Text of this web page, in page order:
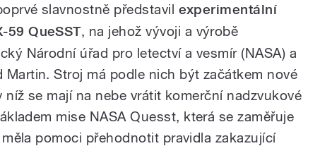
slavnostně představil experimentální
59 QueSST, na jehož vývoji a výrobě
Národní úřad pro letectví a vesmír (NASA) a
Stroj má podle nich být začátkem nové
níž se mají na nebe vrátit komerční nadzvukové
mise NASA Quesst, která se zaměřuje
pomoci přehodnotit pravidla zakazující